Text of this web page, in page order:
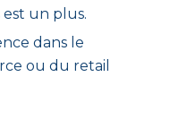
est un plus.
dans le
ou du retail